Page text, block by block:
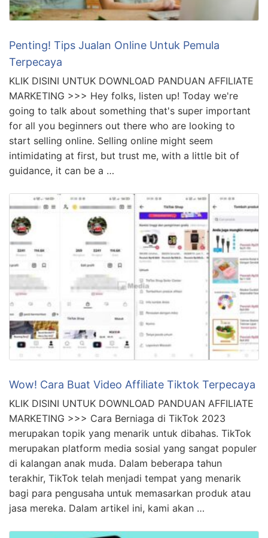
Penting! Tips Jualan Online Untuk Pemula
Terpecaya
KLIK DISINI UNTUK DOWNLOAD PANDUAN AFFILIATE
MARKETING >>> Hey folks, listen up! Today we're
going to talk about something that's super important
for all you beginners out there who are looking to
start selling online. Selling online might seem
intimidating at first, but trust me, with a little bit of
guidance, it can be a …
Wow! Cara Buat Video Affiliate Tiktok Terpecaya
KLIK DISINI UNTUK DOWNLOAD PANDUAN AFFILIATE
MARKETING >>> Cara Berniaga di TikTok 2023
merupakan topik yang menarik untuk dibahas. TikTok
merupakan platform media sosial yang sangat populer
di kalangan anak muda. Dalam beberapa tahun
terakhir, TikTok telah menjadi tempat yang menarik
bagi para pengusaha untuk memasarkan produk atau
jasa mereka. Dalam artikel ini, kami akan …